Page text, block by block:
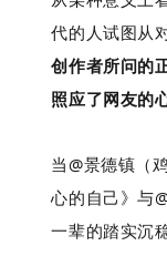
代的人试图从
创作者所问的
照应了网友的
当@景德镇（
心的自己》与
一辈的踏实沉